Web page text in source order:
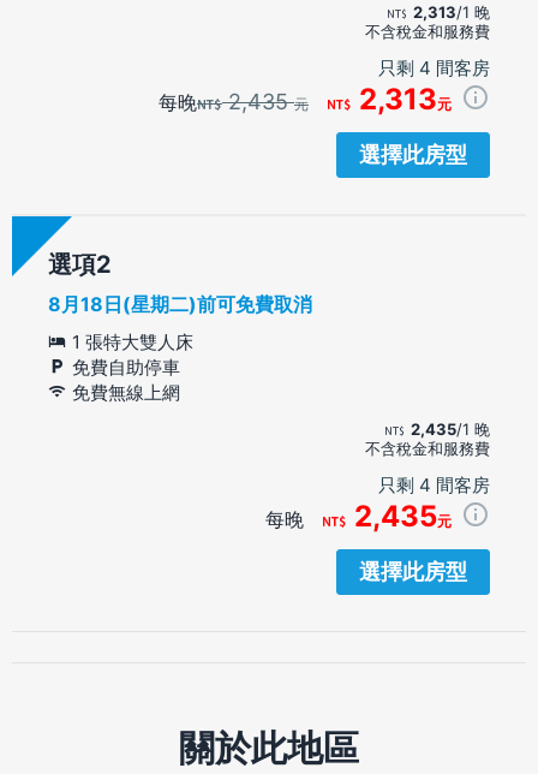
2,313/1 晚
不含稅金和服務費
只剩 4 間客房
每晚 2,435元 2,313元
選擇此房型
選項
8月18日(星期二)前可免費取消
1 張特大雙人床
免費自助停車
免費無線上網
2,435/1 晚
不含稅金和服務費
只剩 4 間客房
每晚 2,435元
選擇此房型
關於此地區